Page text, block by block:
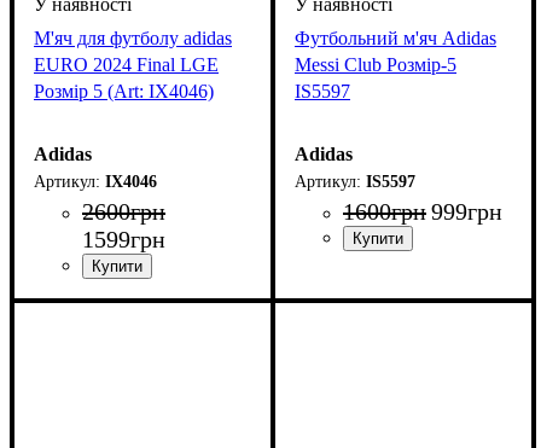
М'яч для футболу adidas
EURO 2024 Final LGE
Розмір 5 (Art: IX4046)
Adidas
IX4046
2600грн
1599грн
Футбольний м'яч Adidas
Messi Club Розмір-5
IS5597
Adidas
IS5597
1600грн999грн